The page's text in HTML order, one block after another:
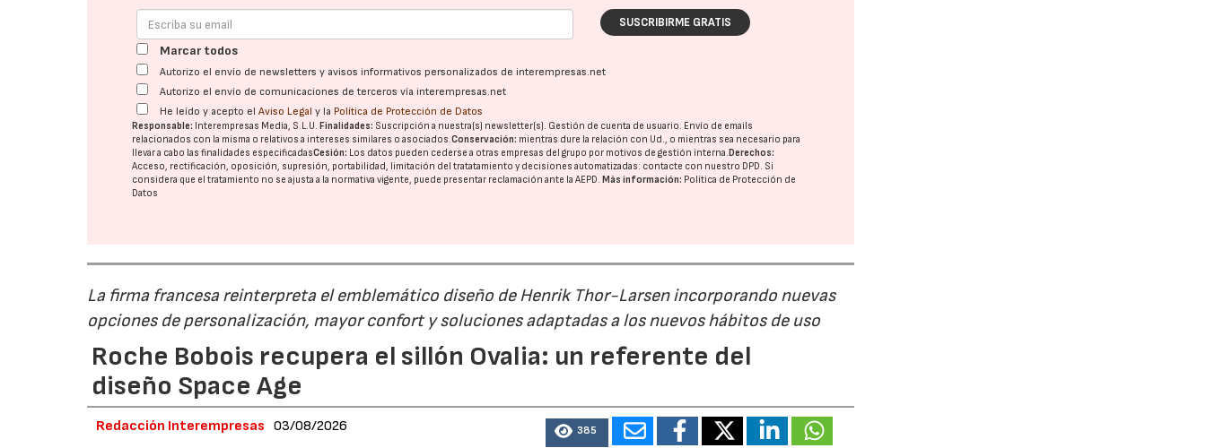
SUSCRIBIRME GRATIS
Marcar todos
Autorizo el envío de newsletters y avisos informativos personalizados de interempresas.net
Autorizo el envío de comunicaciones de terceros vía interempresas.net
He leído y acepto elAviso Legal y la Política de Protección de Datos
Responsable: Interempresas Media, S.L.U. Finalidades: Suscripción a nuestra(s) newsletter(s). Gestión de cuenta de usuario. Envío de emails
relacionados con la misma o relativos a intereses similares o asociados.Conservación: mientras dure la relación con Ud., o mientras sea necesario para
llevar a cabo las finalidades especificadasCesión: Los datos pueden cederse a otras empresas del grupo por motivos de gestión interna. Derechos:
Acceso, rectificación, oposición, supresión, portabilidad, limitación del tratatamiento y decisiones automatizadas: contacte con nuestro DPD. Si
considera que el tratamiento no se ajusta a la normativa vigente, puede presentar reclamación ante laAEPD. Más información: Política de Protección de
Datos
La firma francesa reinterpreta el emblemático diseño de Henrik Thor-Larsen incorporando nuevas
opciones de personalización, mayor confort y soluciones adaptadas a los nuevos hábitos de uso
Roche Bobois recupera el sillón Ovalia: un referente del
diseño Space Age
Redacción Interempresas 03/08/2026 385